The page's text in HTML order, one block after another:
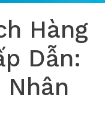
Hàng
Dẫn: